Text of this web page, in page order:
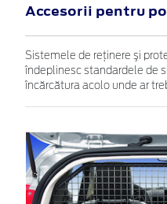
Accesorii pentru
Sistemele de reţinere şi
îndeplinesc standardele de
încărcătura acolo unde ar